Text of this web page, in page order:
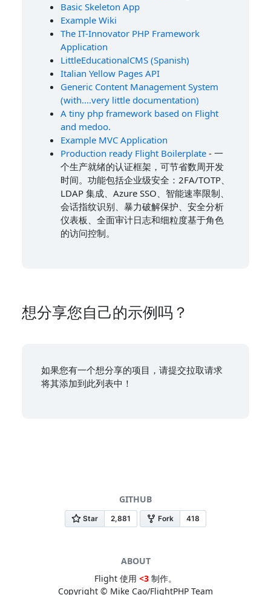
Basic Skeleton App
Example Wiki
The IT-Innovator PHP Framework
Application
LittleEducationalCMS (Spanish)
Italian Yellow Pages API
Generic Content Management System
(with....very little documentation)
A tiny php framework based on Flight
and medoo.
Example MVC Application
Production ready Flight Boilerplate - 一
个生产就绪的认证框架，可节省数周开发
时间。功能包括企业级安全：2FA/TOTP、
LDAP 集成、Azure SSO、智能速率限制、
会话指纹识别、暴力破解保护、安全分析
仪表板、全面审计日志和细粒度基于角色
的访问控制。
想分享您自己的示例吗？
如果您有一个想分享的项目，请提交拉取请求
将其添加到此列表中！
GITHUB
ABOUT
Flight 使用 <3 制作。
Copyright © Mike Cao/FlightPHP Team